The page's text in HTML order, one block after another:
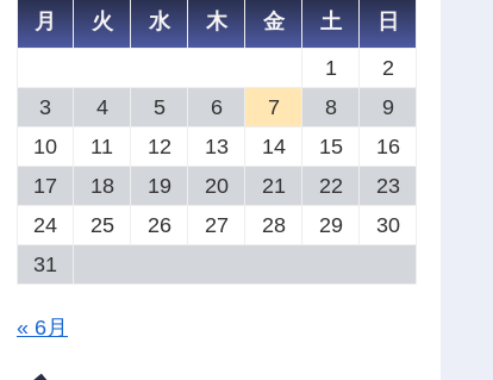
月
火 水 木 金 土
日
1
2
3
4 5 6 7 8
9
10
11 12 13 14 15
16
17
18 19 20 21 22
23
24
25 26 27 28 29
30
31
« 6月